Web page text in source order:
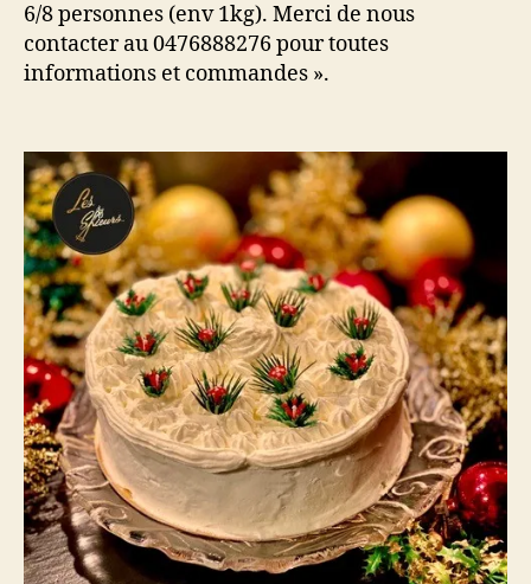
6/8 personnes (env 1kg). Merci de nous
contacter au 0476888276 pour toutes
informations et commandes ».